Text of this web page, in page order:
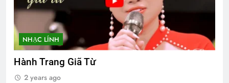
NHẠC LÍNH
Hành Trang Giã Từ
2 years ago